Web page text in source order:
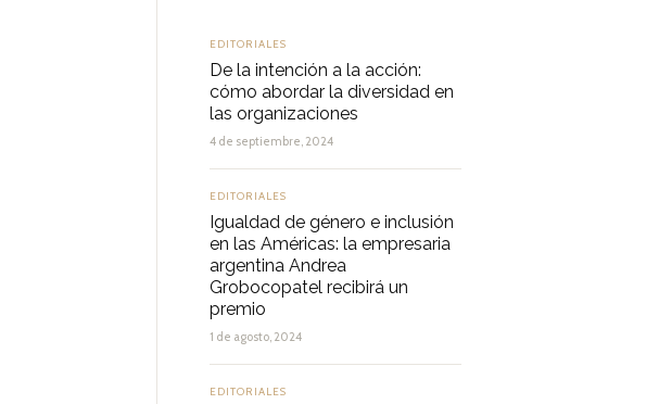
EDITORIALES
De la intención a la acción:
cómo abordar la diversidad en
las organizaciones
4 de septiembre, 2024
EDITORIALES
Igualdad de género e inclusión
en las Américas: la empresaria
argentina Andrea
Grobocopatel recibirá un
premio
1 de agosto, 2024
EDITORIALES